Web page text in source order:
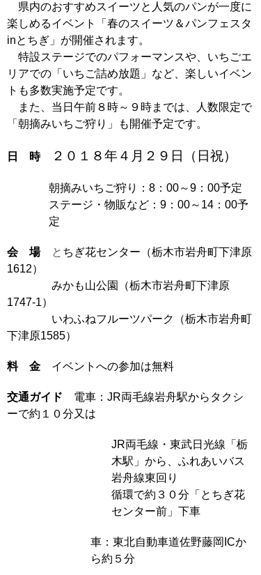
県内のおすすめスイーツと人気のパンが一度に
楽しめるイベント「春のスイーツ＆パンフェスタ
inとちぎ」が開催されます。
特設ステージでのパフォーマンスや、いちごエ
リアでの「いちご詰め放題」など、楽しいイベン
トも多数実施予定です。
また、当日午前８時～９時までは、人数限定で
「朝摘みいちご狩り」も開催予定です。
日 時 ２０１８年４月２９日（日祝）
朝摘みいちご狩り：8：00～9：00予定
ステージ・物販など：9：00～14：00予
定
会 場と ちぎ花センター（栃木市岩舟町下津原
1612）
みかも山公園（栃木市岩舟町下津原
1747-1）
いわふねフルーツパーク（栃木市岩舟町
下津原1585）
料 金 イベントへの参加は無料
交通ガイド
電車：JR両毛線岩舟駅からタクシ
ーで約１０分又は
JR両毛線・東武日光線「栃
木駅」から、ふれあいバス
岩舟線東回り
循環で約３０分「とちぎ花
センター前」下車
車：東北自動車道佐野藤岡ICか
ら約５分